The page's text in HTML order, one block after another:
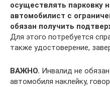
осуществлять парковку
автомобилист с
обязан получить
Для этого потребуется
также удостоверение,
ВАЖНО. Инвалид не
автомобиля наклейку,